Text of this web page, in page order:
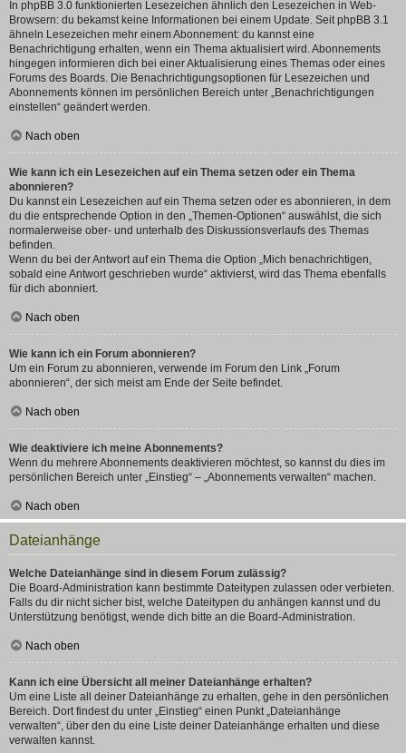
In phpBB 3.0 funktionierten Lesezeichen ähnlich den Lesezeichen in Web-
Browsern: du bekamst keine Informationen bei einem Update. Seit phpBB 3.1
ähneln Lesezeichen mehr einem Abonnement: du kannst eine
Benachrichtigung erhalten, wenn ein Thema aktualisiert wird. Abonnements
hingegen informieren dich bei einer Aktualisierung eines Themas oder eines
Forums des Boards. Die Benachrichtigungsoptionen für Lesezeichen und
Abonnements können im persönlichen Bereich unter „Benachrichtigungen
einstellen“ geändert werden.
Nach oben
Wie kann ich ein Lesezeichen auf ein Thema setzen oder ein Thema
abonnieren?
Du kannst ein Lesezeichen auf ein Thema setzen oder es abonnieren, in dem
du die entsprechende Option in den „Themen-Optionen“ auswählst, die sich
normalerweise ober- und unterhalb des Diskussionsverlaufs des Themas
befinden.
Wenn du bei der Antwort auf ein Thema die Option „Mich benachrichtigen,
sobald eine Antwort geschrieben wurde“ aktivierst, wird das Thema ebenfalls
für dich abonniert.
Nach oben
Wie kann ich ein Forum abonnieren?
Um ein Forum zu abonnieren, verwende im Forum den Link „Forum
abonnieren“, der sich meist am Ende der Seite befindet.
Nach oben
Wie deaktiviere ich meine Abonnements?
Wenn du mehrere Abonnements deaktivieren möchtest, so kannst du dies im
persönlichen Bereich unter „Einstieg“ – „Abonnements verwalten“ machen.
Nach oben
Dateianhänge
Welche Dateianhänge sind in diesem Forum zulässig?
Die Board-Administration kann bestimmte Dateitypen zulassen oder verbieten.
Falls du dir nicht sicher bist, welche Dateitypen du anhängen kannst und du
Unterstützung benötigst, wende dich bitte an die Board-Administration.
Nach oben
Kann ich eine Übersicht all meiner Dateianhänge erhalten?
Um eine Liste all deiner Dateianhänge zu erhalten, gehe in den persönlichen
Bereich. Dort findest du unter „Einstieg“ einen Punkt „Dateianhänge
verwalten“, über den du eine Liste deiner Dateianhänge erhalten und diese
verwalten kannst.